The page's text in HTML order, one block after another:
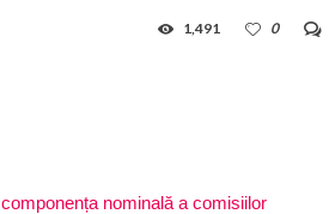
0
1,491
nominală a comisiilor